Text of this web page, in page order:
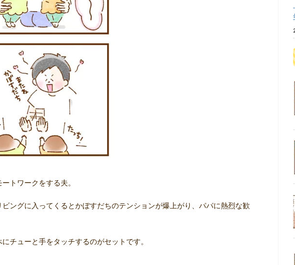
トワークをする夫。
ングに入ってくるとかぼすだちのテンションが爆上がり、パパに熱烈な歓
チューと手をタッチするのがセットです。